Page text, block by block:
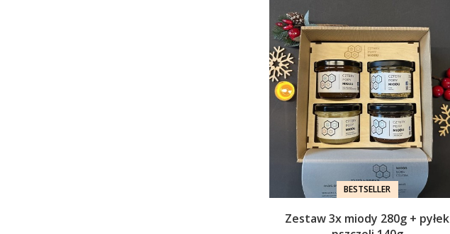
BESTSELLER
Zestaw 3x miody 280g + pyłek